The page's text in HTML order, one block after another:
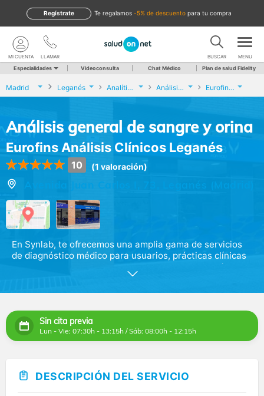
te regalamos -5% de descuento para tu compra
Regístrate
LLAMAR
MI CUENTA BUSCAR MENU
Especialidades Videoconsulta Chat Médico Plan de salud Fidelity
Madrid Leganés Analíticas y Genética Análisis general de sangre y orina Eurofins Análisis Clínicos Leganés
Análisis general de sangre y orina
Eurofins Análisis Clínicos Leganés
10 (1 valoración)
Avenida Juan Carlos I, 73, Leganés (Madrid)
En Synlab, te ofrecemos una amplia gama de servicios
de diagnóstico médico para usuarios, prácticas clínicas
y el sector de la salud en general. Procesamos más de
1,5 millones de pruebas diariamente en nuestros
tratamiento más adecuado. Disponemos de tecnología
de diagnóstico de última generación para ofrecerte la
mejor asistencia médica posible.
nuestro equipo de expertos para que te asesoren sobre
el tipo de diagnóstico recomendado y te ayuden en la
Sin cita previa
Lun - Vie: 07:30h - 13:15h / Sáb: 08:00h - 12:15h
DESCRIPCIÓN DEL SERVICIO